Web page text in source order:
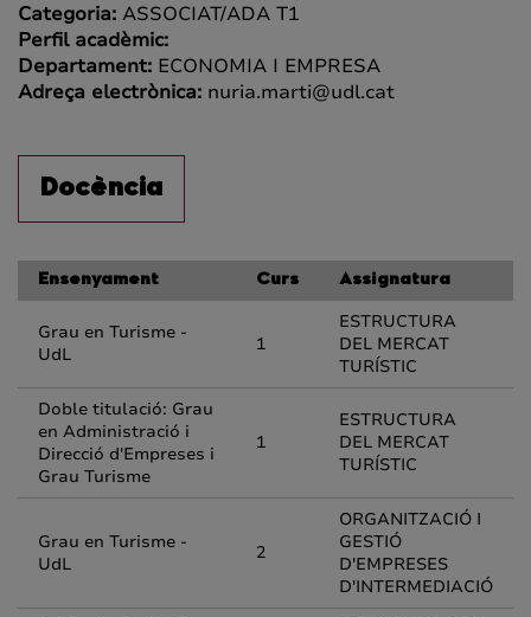
Categoria: ASSOCIAT/ADA T1
Perfil acadèmic:
Departament: ECONOMIA I EMPRESA
Adreça electrònica: nuria.marti@udl.cat
Docència
Ensenyament Curs Assignatura
Grau en Turisme -
UdL
1
ESTRUCTURA
DEL MERCAT
TURÍSTIC
Doble titulació: Grau
en Administració i
Direcció d'Empreses i
Grau Turisme
1
ESTRUCTURA
DEL MERCAT
TURÍSTIC
Grau en Turisme -
UdL
2
ORGANITZACIÓ I
GESTIÓ
D'EMPRESES
D'INTERMEDIACIÓ